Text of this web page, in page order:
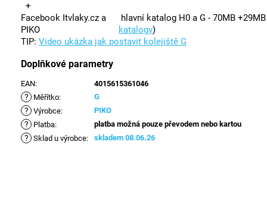
+
Facebook Itvlaky.cz a
PIKO
hlavní katalog H0 a G - 70MB
katalogy)
TIP: Video ukázka jak postavit kolejiště G
Doplňkové parametry
EAN: 4015615361046
? Měřítko: G
? Výrobce: PIKO
? Platba: platba možná pouze převodem nebo kartou
? Sklad u výrobce: skladem 08.06.26